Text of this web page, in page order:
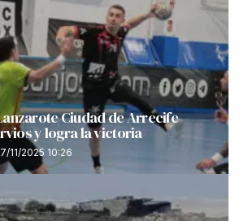
Ciudad de Arrecife
y logra la victoria
11/2025 10:26